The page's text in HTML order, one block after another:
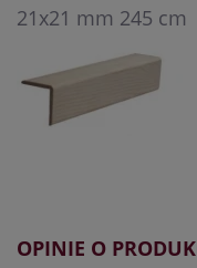
21x21 mm 245 cm
OPINIE O